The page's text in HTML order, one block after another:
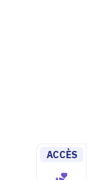
ACCÈS